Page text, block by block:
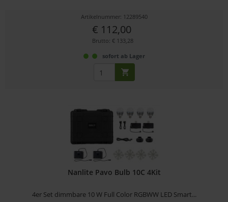
Artikelnummer: 12289540
€ 112,00
Brutto: € 133,28
sofort ab Lager
Nanlite Pavo Bulb 10C 4Kit
4er Set dimmbare 10 W Full Color RGBWW LED Smart...